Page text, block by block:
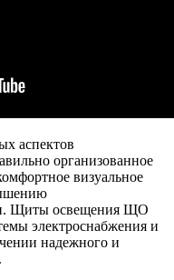
аспектов
организованное
визуальное
Щиты освещения ЩО
электроснабжения и
надежного и